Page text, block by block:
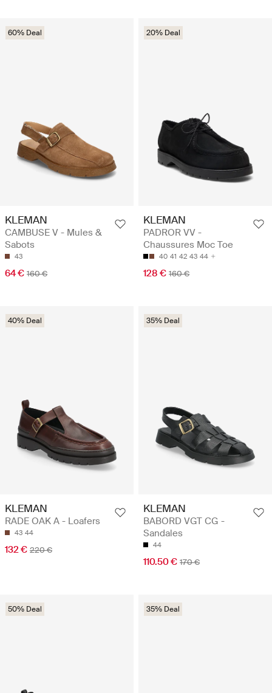
60% Deal
KLEMAN
CAMBUSE V - Mules &
Sabots
43
64 € 160 €
20% Deal
KLEMAN
PADROR VV -
Chaussures Moc Toe
40 41 42 43 44
128 € 160 €
40% Deal
KLEMAN
RADE OAK A - Loafers
43 44
132 € 220 €
35% Deal
KLEMAN
BABORD VGT CG -
Sandales
44
110.50 € 170 €
50% Deal 35% Deal